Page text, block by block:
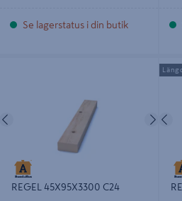
Se lagerstatus i din butik
Nästa
REGEL 45X95X3300 C24